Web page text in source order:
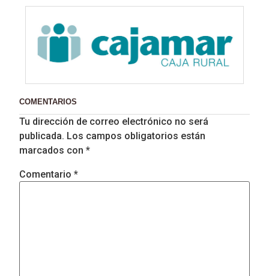
COMENTARIOS
Tu dirección de correo electrónico no será
publicada. Los campos obligatorios están
marcados con *
Comentario *